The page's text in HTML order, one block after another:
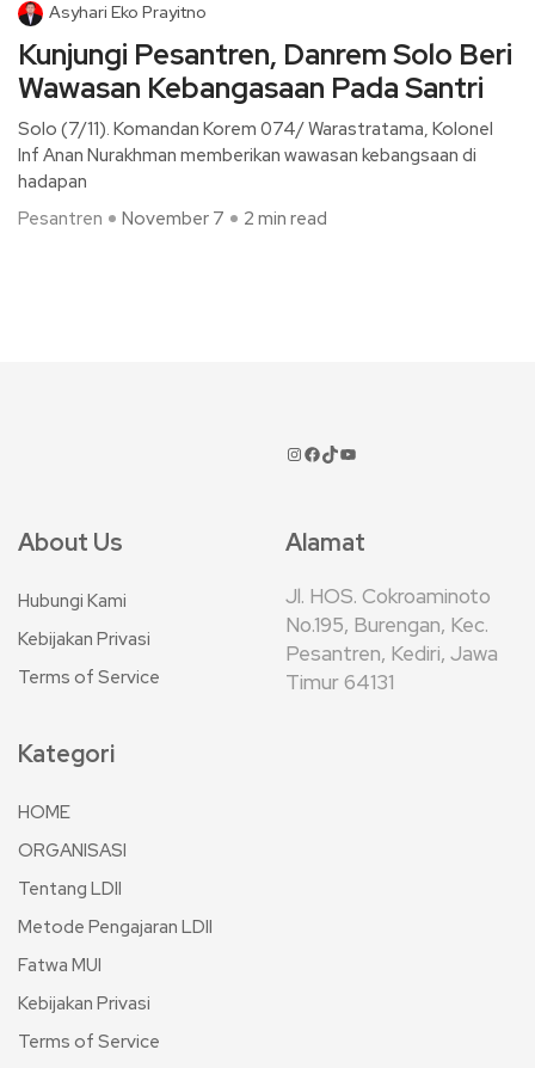
Asyhari Eko Prayitno
Kunjungi Pesantren, Danrem Solo Beri
Wawasan Kebangasaan Pada Santri
Solo (7/11). Komandan Korem 074/ Warastratama, Kolonel
Inf Anan Nurakhman memberikan wawasan kebangsaan di
hadapan
Pesantren
November 7 2 min read
About Us
Hubungi Kami
Kebijakan Privasi
Terms of Service
Alamat
Jl. HOS. Cokroaminoto
No.195, Burengan, Kec.
Pesantren, Kediri, Jawa
Timur 64131
Kategori
HOME
ORGANISASI
Tentang LDII
Metode Pengajaran LDII
Fatwa MUI
Kebijakan Privasi
Terms of Service